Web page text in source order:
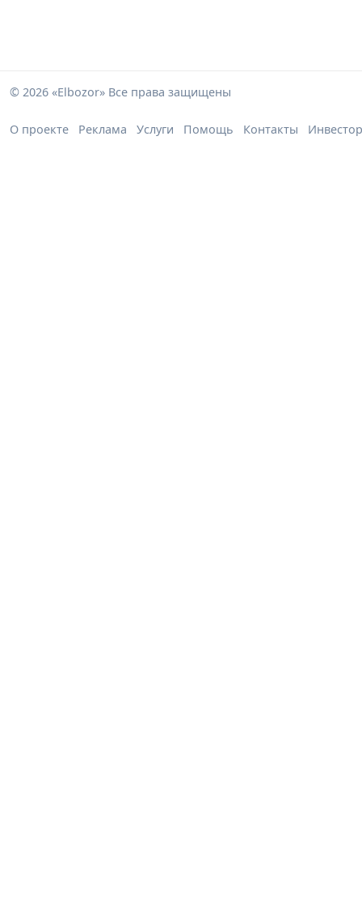
© 2026 «Elbozor» Все права защищены
О проекте Реклама Услуги Помощь Контакты